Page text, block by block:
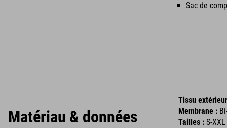
Sac de
Matériau & données
Tissu
Membrane :
Tailles : S-XXL